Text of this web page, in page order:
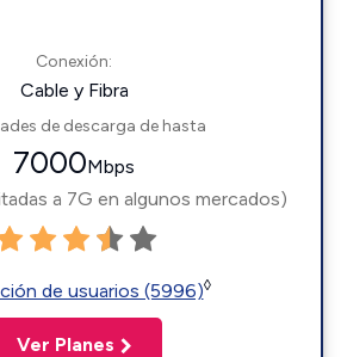
Conexión:
Cable y Fibra
de descarga de hasta
7000Mbps
a 7G en algunos mercados)
de usuarios (5996)◊
Ver Planes